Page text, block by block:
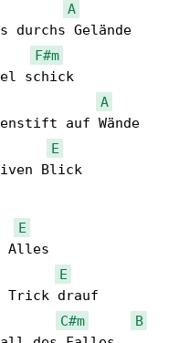
A
durchs Gelände
F#m
schick
A
auf Wände
E
Blick
E
Alles
E
Trick drauf
C#m
B